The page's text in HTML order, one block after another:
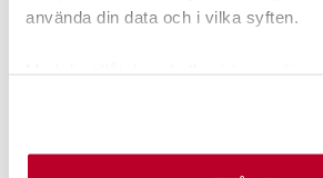
använda din data och i vilka syften.
Identifiera din enhet genom att
ANDRA TITTADE OCKSÅ PÅ